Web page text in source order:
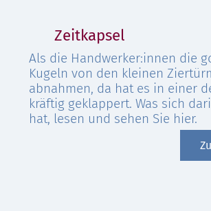
Zeitkapsel
Als die Handwerker:innen die
Kugeln von den kleinen
abnahmen, da hat es in einer
kräftig geklappert. Was sich
hat, lesen und sehen Sie hier.